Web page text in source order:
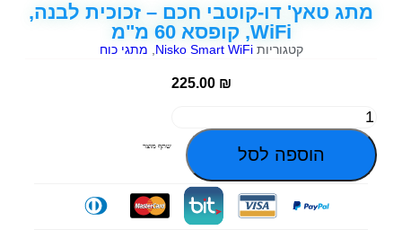
מתג טאץ' דו-קוטבי חכם – זכוכית לבנה,
WiFi, קופסא 60 מ"מ
קטגוריות Nisko Smart WiFi מתגי כוח
225.00 ₪
הוספה לסל שתף מוצר